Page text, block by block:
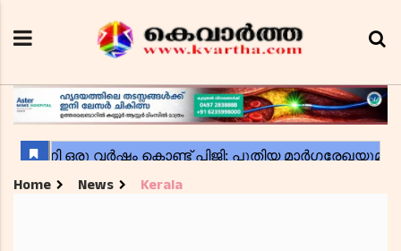
Home News Kerala